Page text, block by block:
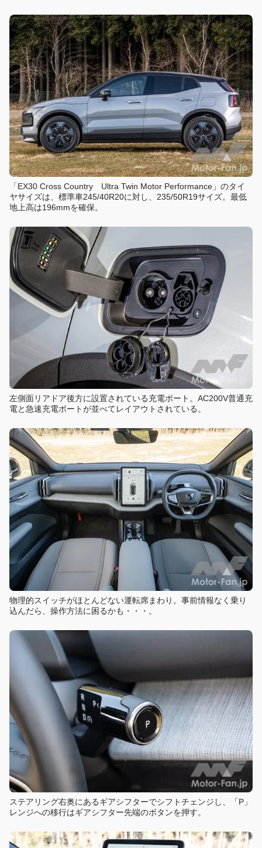
「EX30 Cross Country Ultra Twin Motor Performance」のタイ
ヤサイズは、標準車245/40R20に対し、235/50R19サイズ。最低
地上高は196mmを確保。
左側面リアドア後方に設置されている充電ポート。AC200V普通充
電と急速充電ポートが並べてレイアウトされている。
物理的スイッチがほとんどない運転席まわり。事前情報なく乗り
込んだら、操作方法に困るかも・・・。
ステアリング右奥にあるギアシフターでシフトチェンジし、「P」
レンジへの移行はギアシフター先端のボタンを押す。